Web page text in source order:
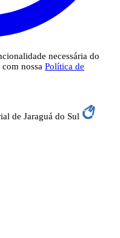
necessária do
nossa Política de
de Jaraguá do Sul